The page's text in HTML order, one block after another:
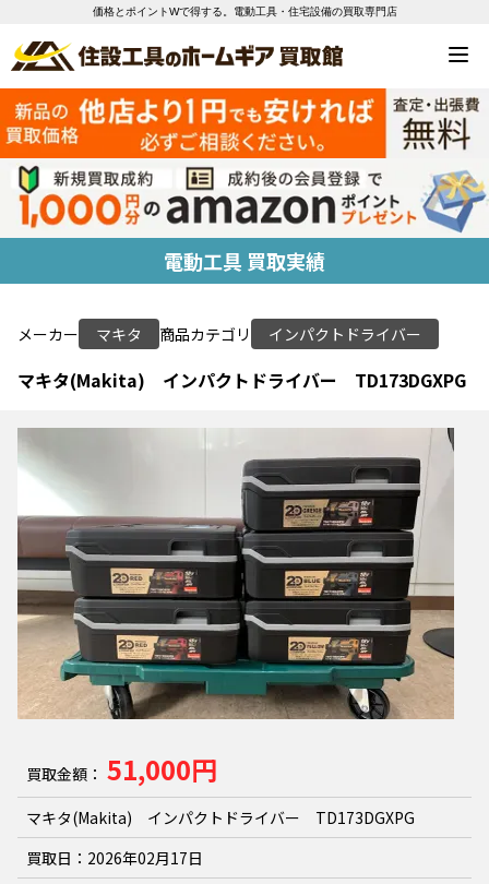
価格とポイントWで得する。電動工具・住宅設備の買取専門店
電動工具 買取実績
メーカー マキタ 商品カテゴリ インパクトドライバー
マキタ(Makita) インパクトドライバー TD173DGXPG
買取金額： 51,000円
マキタ(Makita) インパクトドライバー TD173DGXPG
買取日： 2026年02月17日